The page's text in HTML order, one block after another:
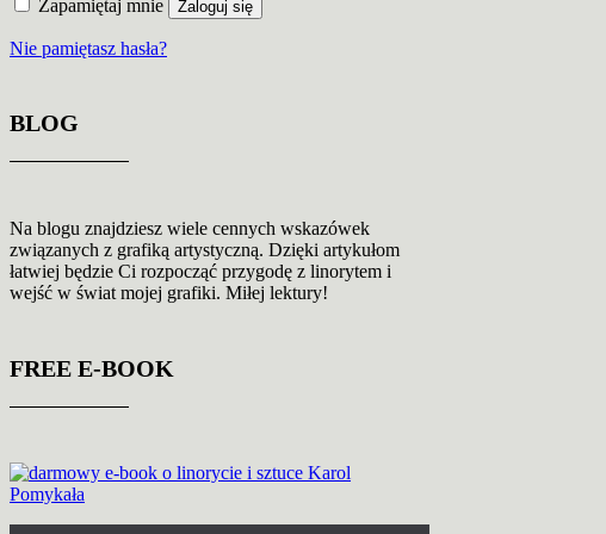
Zapamiętaj mnie Zaloguj się
Nie pamiętasz hasła?
BLOG
Na blogu znajdziesz wiele cennych wskazówek
związanych z grafiką artystyczną. Dzięki artykułom
łatwiej będzie Ci rozpocząć przygodę z linorytem i
wejść w świat mojej grafiki. Miłej lektury!
FREE E-BOOK